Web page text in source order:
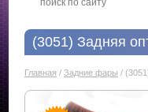
(3051) Задняя
Главная / Задние фары /